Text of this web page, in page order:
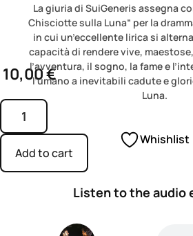
10,00€
Add to cart
La giuria di SuiGeneris assegna
Chisciotte sulla Luna” per la
in cui un’eccellente lirica si
capacità di rendere vive,
l’avventura, il sogno, la fame e
l’umano a inevitabili cadute e
Luna.
Whishlist
Listen to the audio